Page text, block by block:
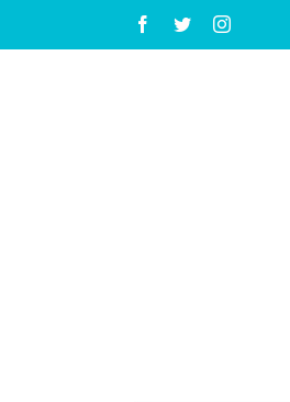
Facebook
TwitterInstagram